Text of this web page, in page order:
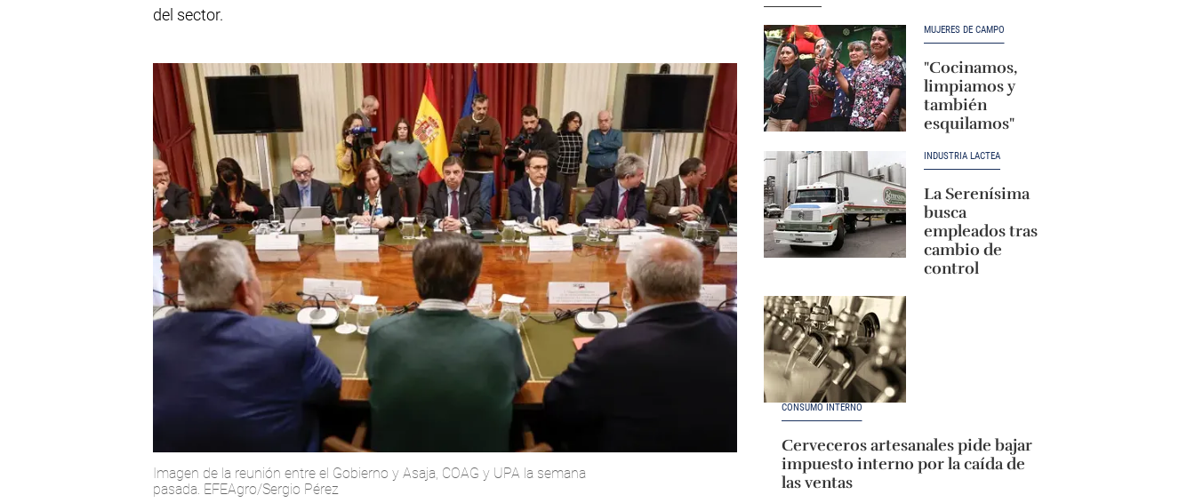
del sector.
Imagen de la reunión entre el Gobierno y Asaja, COAG y UPA la semana
pasada. EFEAgro/Sergio Pérez
MUJERES DE CAMPO
"Cocinamos,
limpiamos y
también
esquilamos"
INDUSTRIA LÁCTEA
La Serenísima
busca
empleados tras
cambio de
control
CONSUMO INTERNO
Cerveceros artesanales pide bajar
impuesto interno por la caída de
las ventas